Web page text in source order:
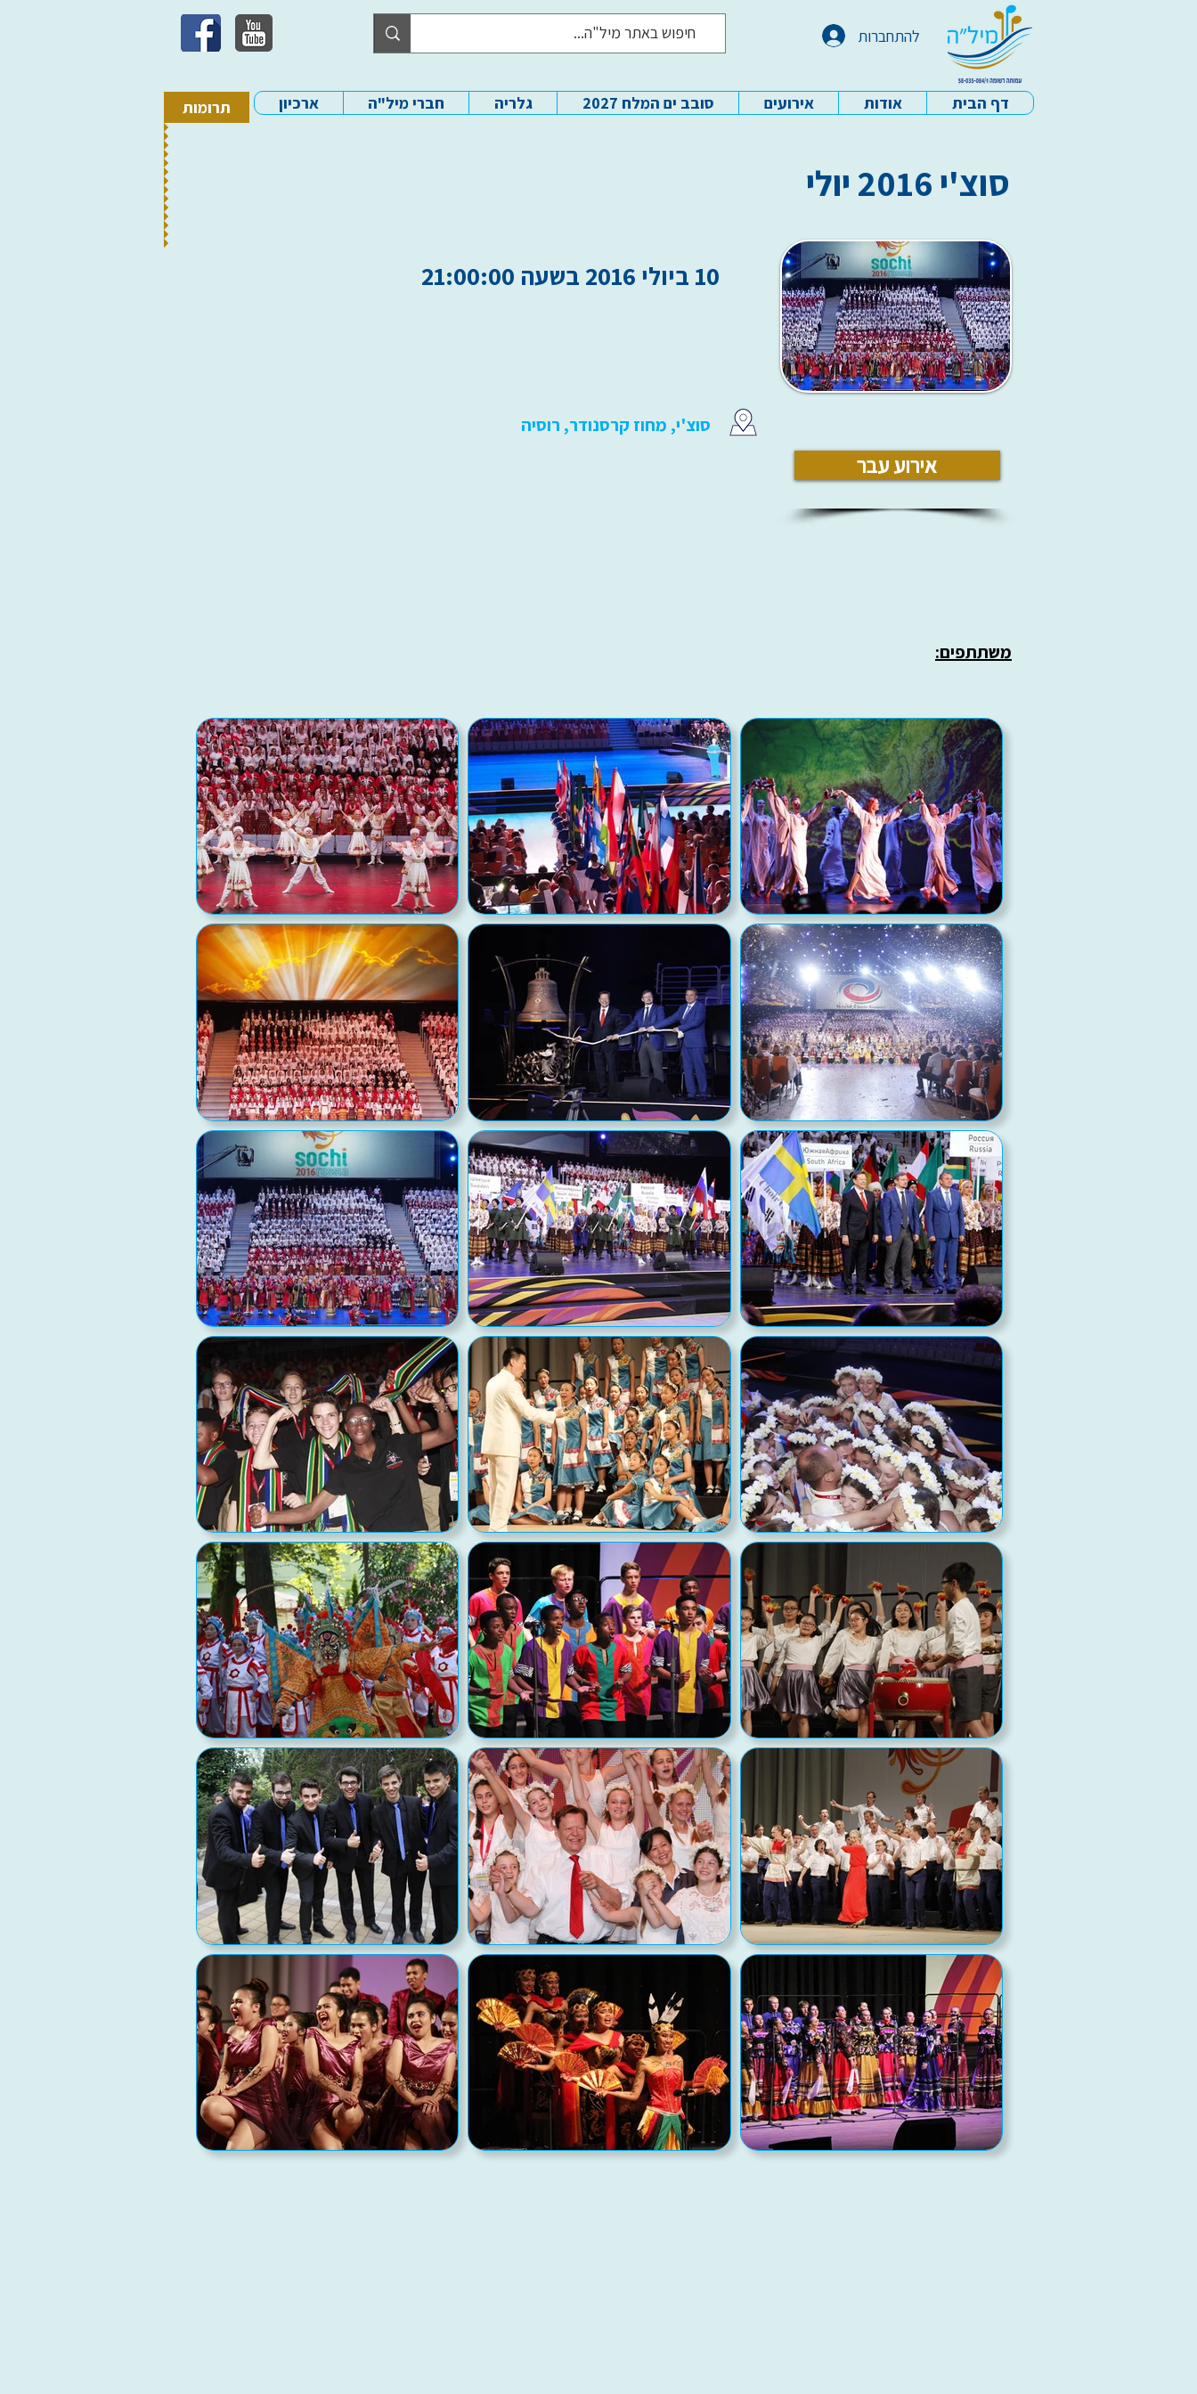
להתחברות
תרומות עמותת מיל"ה - דף הביתדף הבית אודות אירועים סובב ים המלח 2027 גלריה חברי מיל"ה ארכיון
סוצ'י 2016 יולי
10 ביולי 2016 בשעה 21:00:00
סוצ'י, מחוז קרסנודר, רוסיה
אירוע עבר
משתתפים: